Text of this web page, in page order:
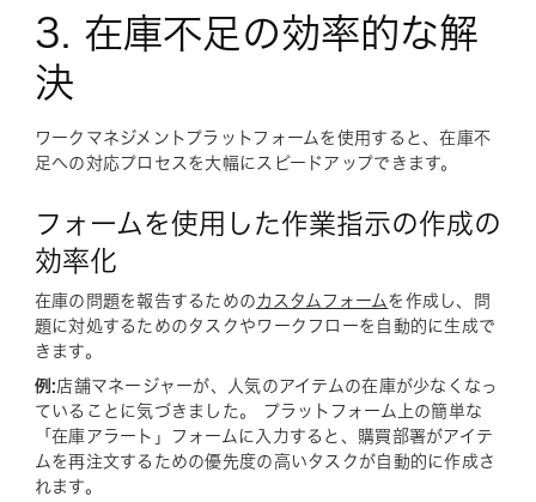
3. 在庫不足の効率的な解
決
ワークマネジメントプラットフォームを使用すると、在庫不
足への対応プロセスを大幅にスピードアップできます。
フォームを使用した作業指示の作成の
効率化
在庫の問題を報告するための カスタムフォーム を作成し、問
題に対処するためのタスクやワークフローを自動的に生成で
きます。
例:店舗マネージャーが、人気のアイテムの在庫が少なくなっ
ていることに気づきました。 プラットフォーム上の簡単な
「在庫アラート」フォームに入力すると、購買部署がアイテ
ムを再注文するための優先度の高いタスクが自動的に作成さ
れます。